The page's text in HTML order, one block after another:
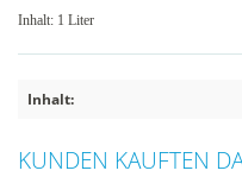
Inhalt: 1 Liter
Inhalt:
KUNDEN KAUFTEN